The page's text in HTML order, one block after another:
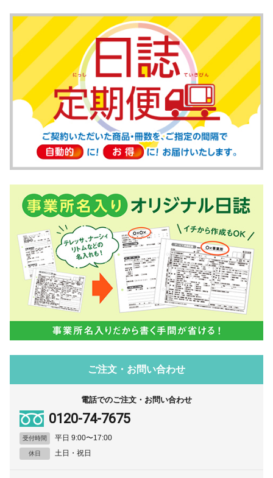
ご注文・お問い合わせ
電話でのご注文・お問い合わせ
0120-74-7675
受付時間 平日 9:00〜17:00
休日 土日・祝日